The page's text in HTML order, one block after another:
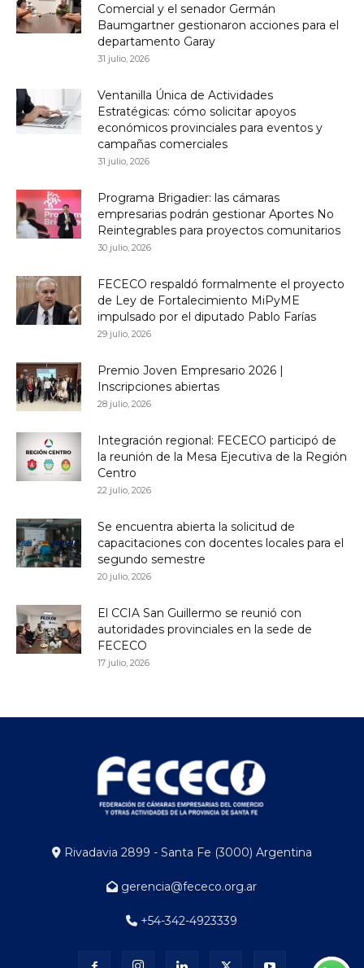
Comercial y el senador Germán
Baumgartner gestionaron acciones para el
departamento Garay
31 julio, 2026
Ventanilla Única de Actividades
Estratégicas: cómo solicitar apoyos
económicos provinciales para eventos y
campañas comerciales
31 julio, 2026
Programa Brigadier: las cámaras
empresarias podrán gestionar Aportes No
Reintegrables para proyectos comunitarios
30 julio, 2026
FECECO respaldó formalmente el proyecto
de Ley de Fortalecimiento MiPyME
impulsado por el diputado Pablo Farías
29 julio, 2026
Premio Joven Empresario 2026 |
Inscripciones abiertas
28 julio, 2026
Integración regional: FECECO participó de
la reunión de la Mesa Ejecutiva de la Región
Centro
22 julio, 2026
Se encuentra abierta la solicitud de
capacitaciones con docentes locales para el
segundo semestre
20 julio, 2026
El CCIA San Guillermo se reunió con
autoridades provinciales en la sede de
FECECO
17 julio, 2026
Rivadavia 2899 - Santa Fe (3000) Argentina
gerencia@fececo.org.ar
+54-342-4923339